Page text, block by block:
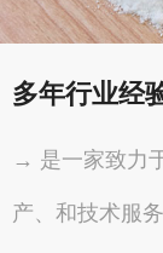
多年行业经
→ 是一家致力
产、和技术服